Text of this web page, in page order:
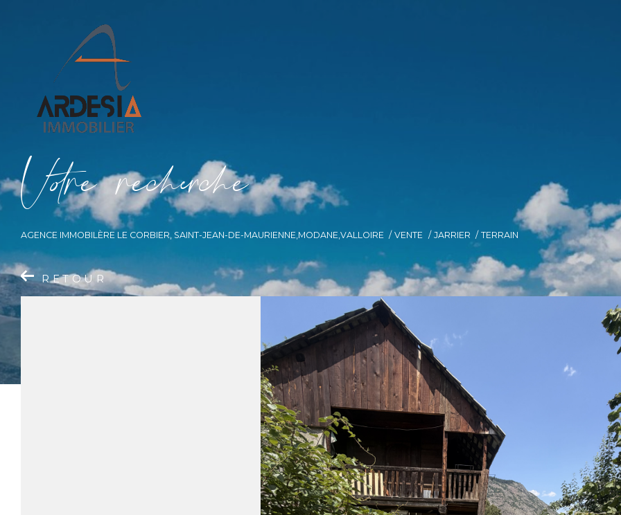
Vore recece
AGENCE IMMOBILÈRE LE CORBIER, SAINT-JEAN-DE-MAURIENNE,MODANE,VALLOIRE VENTE JARRIER TERRAIN
RETOUR